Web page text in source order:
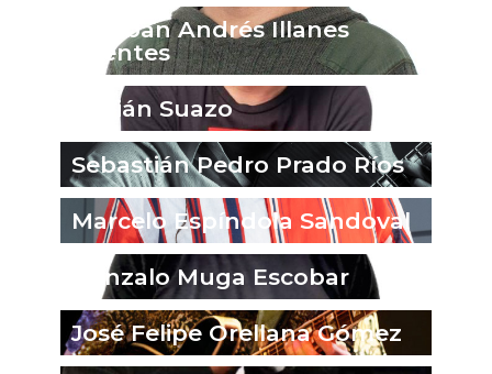
Esteban Andrés Illanes
Fuentes
Fabián Suazo
Sebastián Pedro Prado Ríos
Marcelo Espíndola Sandoval
Gonzalo Muga Escobar
José Felipe Orellana Gómez